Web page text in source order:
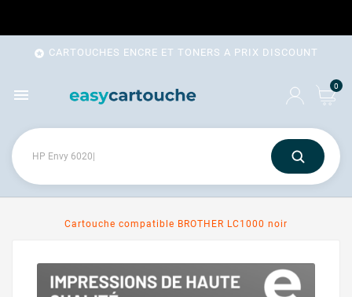
 CARTOUCHES ENCRE ET TONERS A PRIX DISCOUNT
 0
Cartouche compatible BROTHER LC1000 noir